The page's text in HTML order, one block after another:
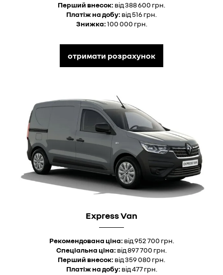
Перший внесок: від 388 600 грн.
Платіж на добу: від 516 грн.
Знижка:100 000 грн.
отримати розрахунок
Express Van
Рекомендована ціна: від 952 700 грн.
Спеціальна ціна: від 897 700 грн.
Перший внесок: від 359 080 грн.
Платіж на добу: від 477 грн.